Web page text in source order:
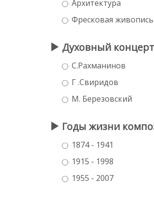
Архитектура
Фресковая живопись
Духовный
С.Рахманинов
Г .Свиридов
М. Березовский
Годы жизни
1874 - 1941
1915 - 1998
1955 - 2007